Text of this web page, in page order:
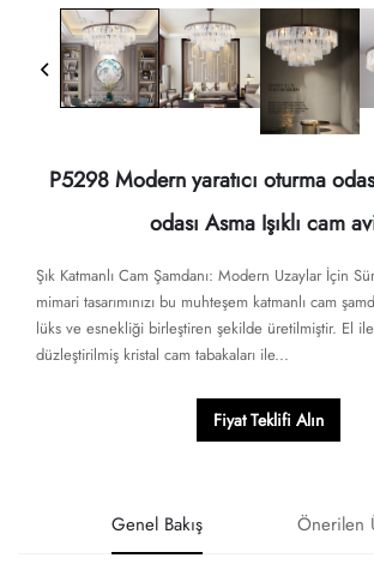
P5298 Modern yaratıcı oturma
odası Asma Işıklı cam
​​Şık Katmanlı Cam Şamdanı: Modern Uzaylar İçin
mimari tasarımınızı bu muhteşem katmanlı cam
lüks ve esnekliği birleştiren şekilde üretilmiştir. El
düzleştirilmiş kristal cam tabakaları ile...
Fiyat Teklifi Alın
Genel Bakış Önerilen